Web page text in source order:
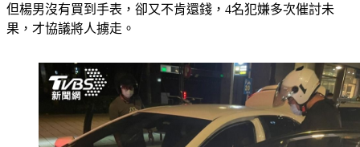
但楊男沒有買到手表，卻又不肯還錢，4名犯嫌多次催討未
果，才協議將人擄走。